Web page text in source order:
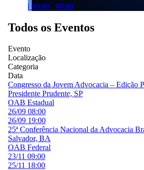
| 00:00 - 00:00
Todos os Eventos
Evento
Localização
Categoria
Data
Congresso da Jovem Advocacia – Edição
Presidente Prudente, SP
OAB Estadual
26/09 08:00
26/09 19:00
25ª Conferência Nacional da Advocacia
Salvador, BA
OAB Federal
23/11 09:00
25/11 18:00